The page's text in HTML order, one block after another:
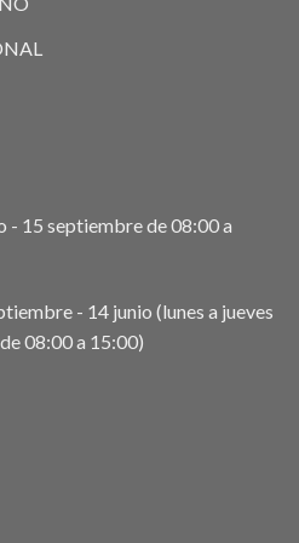
- 15 septiembre de 08:00 a
- 14 junio (lunes a jueves
08:00 a 15:00)